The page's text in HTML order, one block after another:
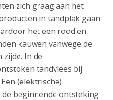
zich graag aan het
in tandplak gaan
het een rood en
kauwen vanwege de
zijde. In de
tandvlees bij
(elektrische)
beginnende ontsteking